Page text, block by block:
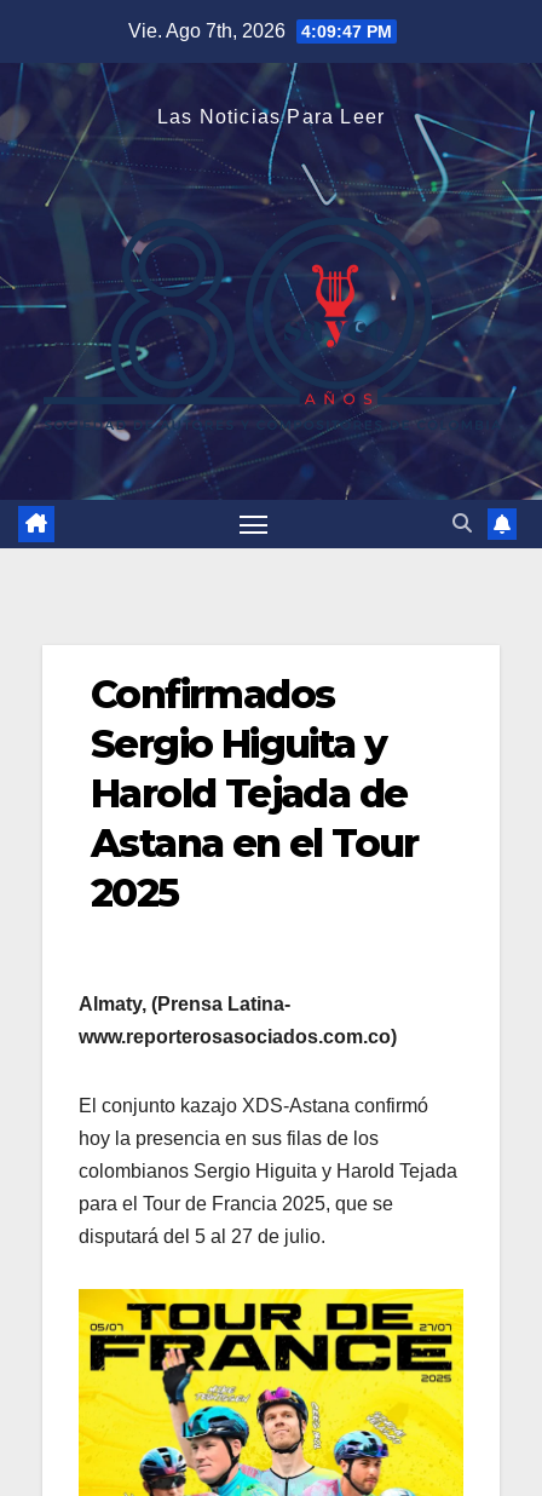
contenido
Vie. Ago 7th, 2026 4:09:47 PM
Las Noticias Para Leer
Confirmados
Sergio Higuita y
Harold Tejada de
Astana en el Tour
2025
Almaty, (Prensa Latina-
www.reporterosasociados.com.co)
El conjunto kazajo XDS-Astana confirmó
hoy la presencia en sus filas de los
colombianos Sergio Higuita y Harold Tejada
para el Tour de Francia 2025, que se
disputará del 5 al 27 de julio.